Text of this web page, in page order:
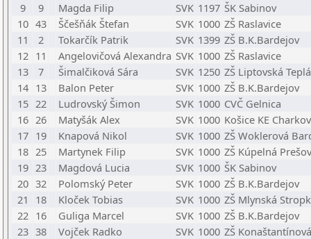
9
9 Magda Filip SVK 1197 ŠK Sabinov
10 43 Ščešňák Štefan SVK 1000 ZŠ Raslavice
11
2 Tokarčík Patrik SVK 1399 ZŠ B.K.Bardejov
12 11 Angelovičová Alexandra SVK 1000 ZŠ Raslavice
13
7 Šimalčiková Sára SVK 1250 ZŠ Liptovská Teplá
14 13 Balon Peter SVK 1000 ZŠ B.K.Bardejov
15 22 Ludrovský Šimon SVK 1000 CVČ Gelnica
16 26 Matyšák Alex SVK 1000 Košice KE
17 19 Knapová Nikol SVK 1000 ZŠ Woklerová
18 25 Martynek Filip SVK 1000 ZŠ Kúpelná Prešov
19 23 Magdová Lucia SVK 1000 ŠK Sabinov
20 32 Polomský Peter SVK 1000 ZŠ B.K.Bardejov
21
18 Kloček Tobias SVK 1000 ZŠ Mlynská
22 16 Guliga Marcel SVK 1000 ZŠ B.K.Bardejov
23 38 Vojček Radko SVK 1000 ZŠ